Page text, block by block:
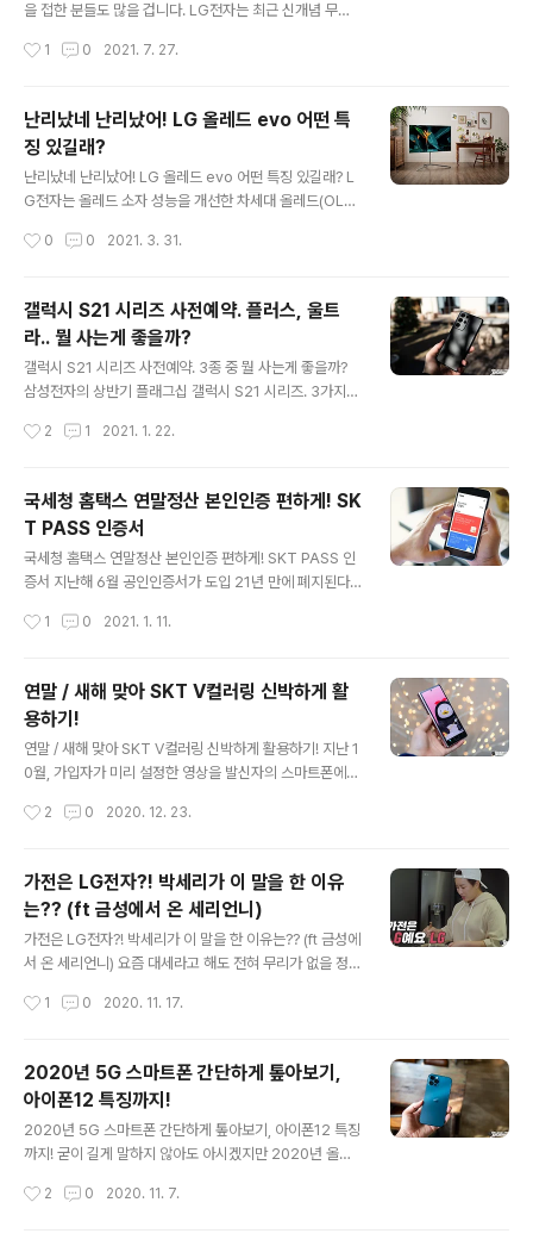
을 접한 분들도 많을 겁니다. LG전자는 최근 신개념 무선
끌어낸 바 있는데요. 나만의 공간에서 나만을 위한 시간을
대한 소식을 접하자마자 궁금증을 갖고 리뷰할 시간만을
기다리고 있네요 ^^ 어떤 제품이길래 이처럼 말씀을 드리
느냐?? 지금부터 프리뷰 성격으로 해당 모델에 대한 이야
기를 풀어볼까 합니다. LG 스탠바이미는 한눈에 알 수 있
적용했습니다. 쉽게 말해, 제품 바닥면에 무빙휠(바퀴)가
1 0 2021. 7. 27.
난리났네 난리났어! LG 올레드 evo 어떤 특
징 있길래?
난리났네 난리났어! LG 올레드 evo 어떤 특징 있길래? L
G전자는 올레드 소자 성능을 개선한 차세대 올레드(OLE
월 본격 출시한 바 있습니다. 저 역시 영상 등을 매일 같이
서는 그 밝기와 화질, 색감 등에 대해 호평이 자자하더군요.
LG 올레드 TV의 화질과 디자은 이미 전세계적으로 인정
을 받고 있습니다. 세계 최대 가전 전시 박람회인 CES 에
서 7년 연속 최고 TV에 선정(엔가젯 기준)된 것은 물론 영
세계 3대 디자인상 IDEA 2019 Gold, iF 디자인 2020..
0 0 2021. 3. 31.
갤럭시 S21 시리즈 사전예약. 플러스, 울트
라.. 뭘 사는게 좋을까?
갤럭시 S21 시리즈 사전예약. 3종 중 뭘 사는게 좋을까?
삼성전자의 상반기 플래그십 갤럭시 S21 시리즈. 3가지
등을 통해 기기를 접해 본 분들도 많을 것으로 판단되는데
하지 않다면 이번 시리즈에서 가장 합리적인 판단은 기본
형이 될 수 있지만 플래그십에서 글라스틱 소재에 대한 평
가가 그리 관대하지 않다는 점을 고려하면.. 실질적인 구매
결정은 플러스와 울트라 모델 사이에서 주로 이뤄지지 않
아실테지만, 흔한 말로 모든 걸 다 집어넣은 모델이라 S펜
2 1 2021. 1. 22.
국세청 홈택스 연말정산 본인인증 편하게! SK
T PASS 인증서
국세청 홈택스 연말정산 본인인증 편하게! SKT PASS 인
증서 지난해 6월 공인인증서가 도입 21년 만에 폐지된다
적 있습니다. 아이폰 / 안드로이드폰 모두에서 이용할 수 있
기반 인증서 서명 등 다양한 재주를 담고 있다 설명을 드렸
었는데요. 이 맘 때면 많은 분들이 신경쓰고 계실 연말정
산.. 국세청 홈택스 연말정산에도 PASS 가 가능해지면서
그 활용성이 더 좋아질 예정입니다. 다시 말해 이런 류의 서
비스를 이용할 때 늘 골치거리였던 로그인 등이 훨씬 간결
서 기준으로 어떤 이점 / 특징이 있는지 간단하게 정리해 보
1 0 2021. 1. 11.
연말 / 새해 맞아 SKT V컬러링 신박하게 활
용하기!
연말 / 새해 맞아 SKT V컬러링 신박하게 활용하기! 지난 1
0월, 가입자가 미리 설정한 영상을 발신자의 스마트폰에서
V컬러링을 소개드린 적 있습니다. 당시에도 언급했듯 조사
이 61%, 평균 통화 대기시간 15초에 달한다고 하죠? 이렇
듯 기다리는 시간에 가치를 부여하고자 V컬러링이 등장했
다고 하는데, 유료 서비스지만 그 반응은 꽤 괜찮았던 것도
사실입니다. 그런데 이 V 컬러링을 조금만 머리를 쓰면 꽤
아이디어 돋보이게 활용할 수 있다는 사실 아시나요? 예를
지인들에게 신선하게 감사 인사 등을 전할 수도 있습니다.
2 0 2020. 12. 23.
가전은 LG전자?! 박세리가 이 말을 한 이유
는?? (ft 금성에서 온 세리언니)
가전은 LG전자?! 박세리가 이 말을 한 이유는?? (ft 금성에
서 온 세리언니) 요즘 대세라고 해도 전혀 무리가 없을 정도
재미난 영상을 선보였습니다. 현재 유튜브를 통해 2편의
전들이 짧게짧게 등장하는데.. 그간 박세리가 예능 등에서
보여주었던 장면과 묘하게 오버랩 되면서 재미를 선사하고
있습니다. 해당 영상들에서 비친 제품 중 제가 유독 탐나는
게 몇 가지 있었는데요. 무엇인지 간단하게 짚어보도록 할
게요. 첨부된 영상을 보면서 혹은 글을 본 뒤 영상을 감상하
합니다~ 먼저 아래는 1편 셀리빌리지 습격편 영상인데요.
1 0 2020. 11. 17.
2020년 5G 스마트폰 간단하게 톺아보기,
아이폰12 특징까지!
2020년 5G 스마트폰 간단하게 톺아보기, 아이폰12 특징
까지! 굳이 길게 말하지 않아도 아시겠지만 2020년 올해
습니다. 하반기로 그 기간을 좁혀서 보더라도 갤럭시노트2
2 0 2020. 11. 7.